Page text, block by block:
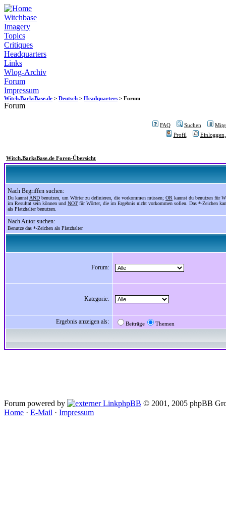
Witchbase
Imagery
Topics
Critiques
Headquarters
Links
Wlog-Archiv
Forum
Impressum
Witch.BarksBase.de > Deutsch > Headquarters > Forum
Forum
FAQ Suchen
Profil
Witch.BarksBase.de Foren-Übersicht
Nach Begriffen suchen:
Du kannst AND benutzen, um Wörter zu definieren, die vorkommen müssen; OR kannst du benutzen für
im Resultat sein können und NOT für Wörter, die im Ergebnis nicht vorkommen sollen. Das *-Zeichen
als Platzhalter benutzen.
Nach Autor suchen:
Benutze das *-Zeichen als Platzhalter
Forum:
Kategorie:
Ergebnis anzeigen als: Beiträge Themen
Forum powered by phpBB © 2001, 2005 phpBB
Home · E-Mail · Impressum